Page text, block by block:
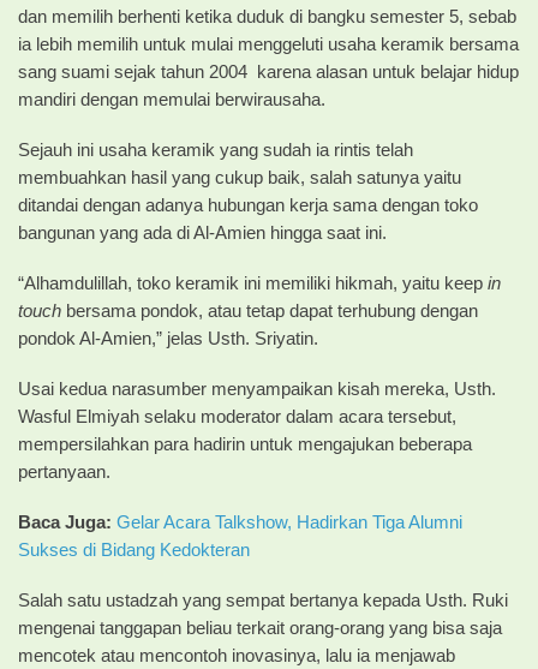
dan memilih berhenti ketika duduk di bangku semester 5, sebab
ia lebih memilih untuk mulai menggeluti usaha keramik bersama
sang suami sejak tahun 2004 karena alasan untuk belajar hidup
mandiri dengan memulai berwirausaha.
Sejauh ini usaha keramik yang sudah ia rintis telah
membuahkan hasil yang cukup baik, salah satunya yaitu
ditandai dengan adanya hubungan kerja sama dengan toko
bangunan yang ada di Al-Amien hingga saat ini.
“Alhamdulillah, toko keramik ini memiliki hikmah, yaitu keep in
touch bersama pondok, atau tetap dapat terhubung dengan
pondok Al-Amien,” jelas Usth. Sriyatin.
Usai kedua narasumber menyampaikan kisah mereka, Usth.
Wasful Elmiyah selaku moderator dalam acara tersebut,
mempersilahkan para hadirin untuk mengajukan beberapa
pertanyaan.
Baca Juga: Gelar Acara Talkshow, Hadirkan Tiga Alumni
Sukses di Bidang Kedokteran
Salah satu ustadzah yang sempat bertanya kepada Usth. Ruki
mengenai tanggapan beliau terkait orang-orang yang bisa saja
mencotek atau mencontoh inovasinya, lalu ia menjawab